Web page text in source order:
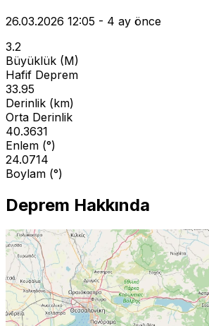
26.03.2026 12:05 - 4 ay önce
3.2
Büyüklük (M)
Hafif Deprem
33.95
Derinlik (km)
Orta Derinlik
40.3631
Enlem (°)
24.0714
Boylam (°)
Deprem Hakkında